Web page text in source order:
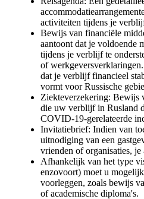
activiteiten tijdens je
Bewijs van financiële
aantoont dat je voldoende
tijdens je verblijf te
of
dat je verblijf financieel
vormt voor Russische
Ziekteverzekering: Bewijs
die uw verblijf in Rusland
COVID-19-gerelateerde
Invitatiebrief: Indien van
uitnodiging van een
vrienden of organisaties, je
Afhankelijk van het type
enzovoort) moet u
voorleggen, zoals bewijs
of academische diploma's.